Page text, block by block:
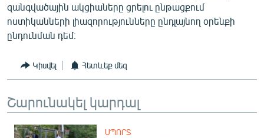
English
Русский
ՀԵՏԵՎԵՔ ՄԵԶ
զանգվածային ակցիաները ցրելու ընթացքում
ոստիկանների լիազորությունները ընդլայնող օրենքի
ընդունման դեմ։
Կիսվել Հետևեք մեզ
Շարունակել կարդալ
ՍՊՈՐՏ